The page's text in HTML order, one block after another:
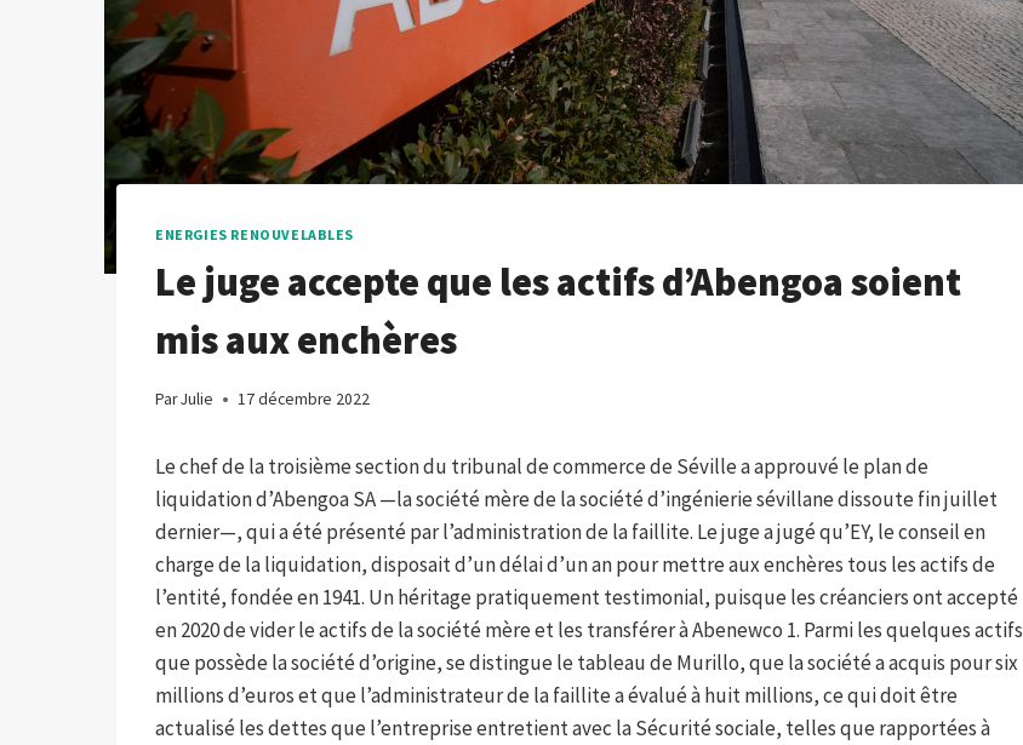
ENERGIES RENOUVELABLES
Le juge accepte que les actifs d’Abengoa soient
mis aux enchères
ParJulie 17 décembre 2022
Le chef de la troisième section du tribunal de commerce de Séville a approuvé le plan de
liquidation d’Abengoa SA —la société mère de la société d’ingénierie sévillane dissoute fin juillet
dernier—, qui a été présenté par l’administration de la faillite. Le juge a jugé qu’EY, le conseil en
charge de la liquidation, disposait d’un délai d’un an pour mettre aux enchères tous les actifs de
l’entité, fondée en 1941. Un héritage pratiquement testimonial, puisque les créanciers ont accepté
en 2020 de vider le actifs de la société mère et les transférer à Abenewco 1. Parmi les quelques actifs
que possède la société d’origine, se distingue le tableau de Murillo, que la société a acquis pour six
millions d’euros et que l’administrateur de la faillite a évalué à huit millions, ce qui doit être
actualisé les dettes que l’entreprise entretient avec la Sécurité sociale, telles que rapportées à